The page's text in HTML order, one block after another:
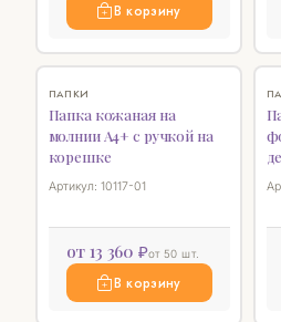
В корзину
ПАПКИ
Папка кожаная на
молнии А4+ с ручкой на
корешке
Артикул: 10117-01
от 13 360 ₽от 50 шт.
В корзину